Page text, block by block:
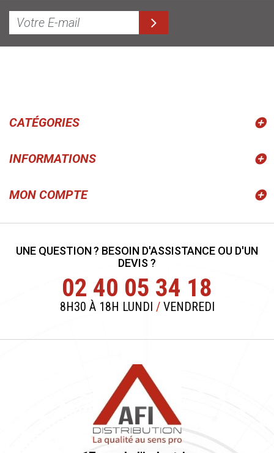
CATÉGORIES
INFORMATIONS
MON COMPTE
UNE QUESTION ? BESOIN D'ASSISTANCE OU D'UN
DEVIS ?
02 40 05 34 18
8H30 À 18H LUNDI /VENDREDI